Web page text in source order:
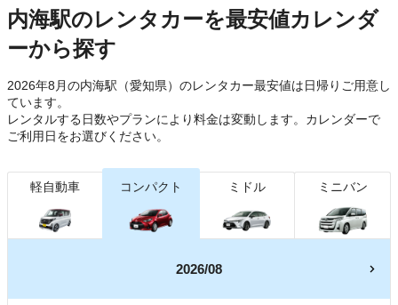
内海駅のレンタカーを最安値カレンダ
ーから探す
2026年8月の内海駅（愛知県）のレンタカー最安値は日帰り ご用意し
ています。
レンタルする日数やプランにより料金は変動します。カレンダーで
ご利用日をお選びください。
軽自動車 コンパクト ミドル ミニバン
2026/08